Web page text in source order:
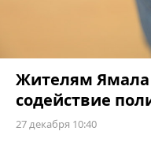
Жителям Ямала
содействие
27 декабря 10:40